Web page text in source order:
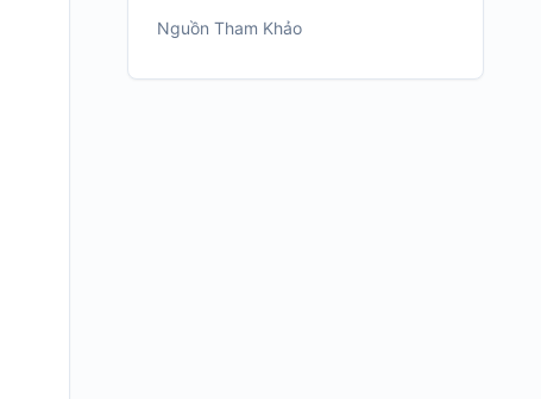
Nguồn Tham Khảo